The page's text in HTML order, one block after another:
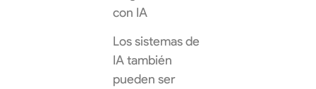
con IA
Los sistemas de
IA también
pueden ser